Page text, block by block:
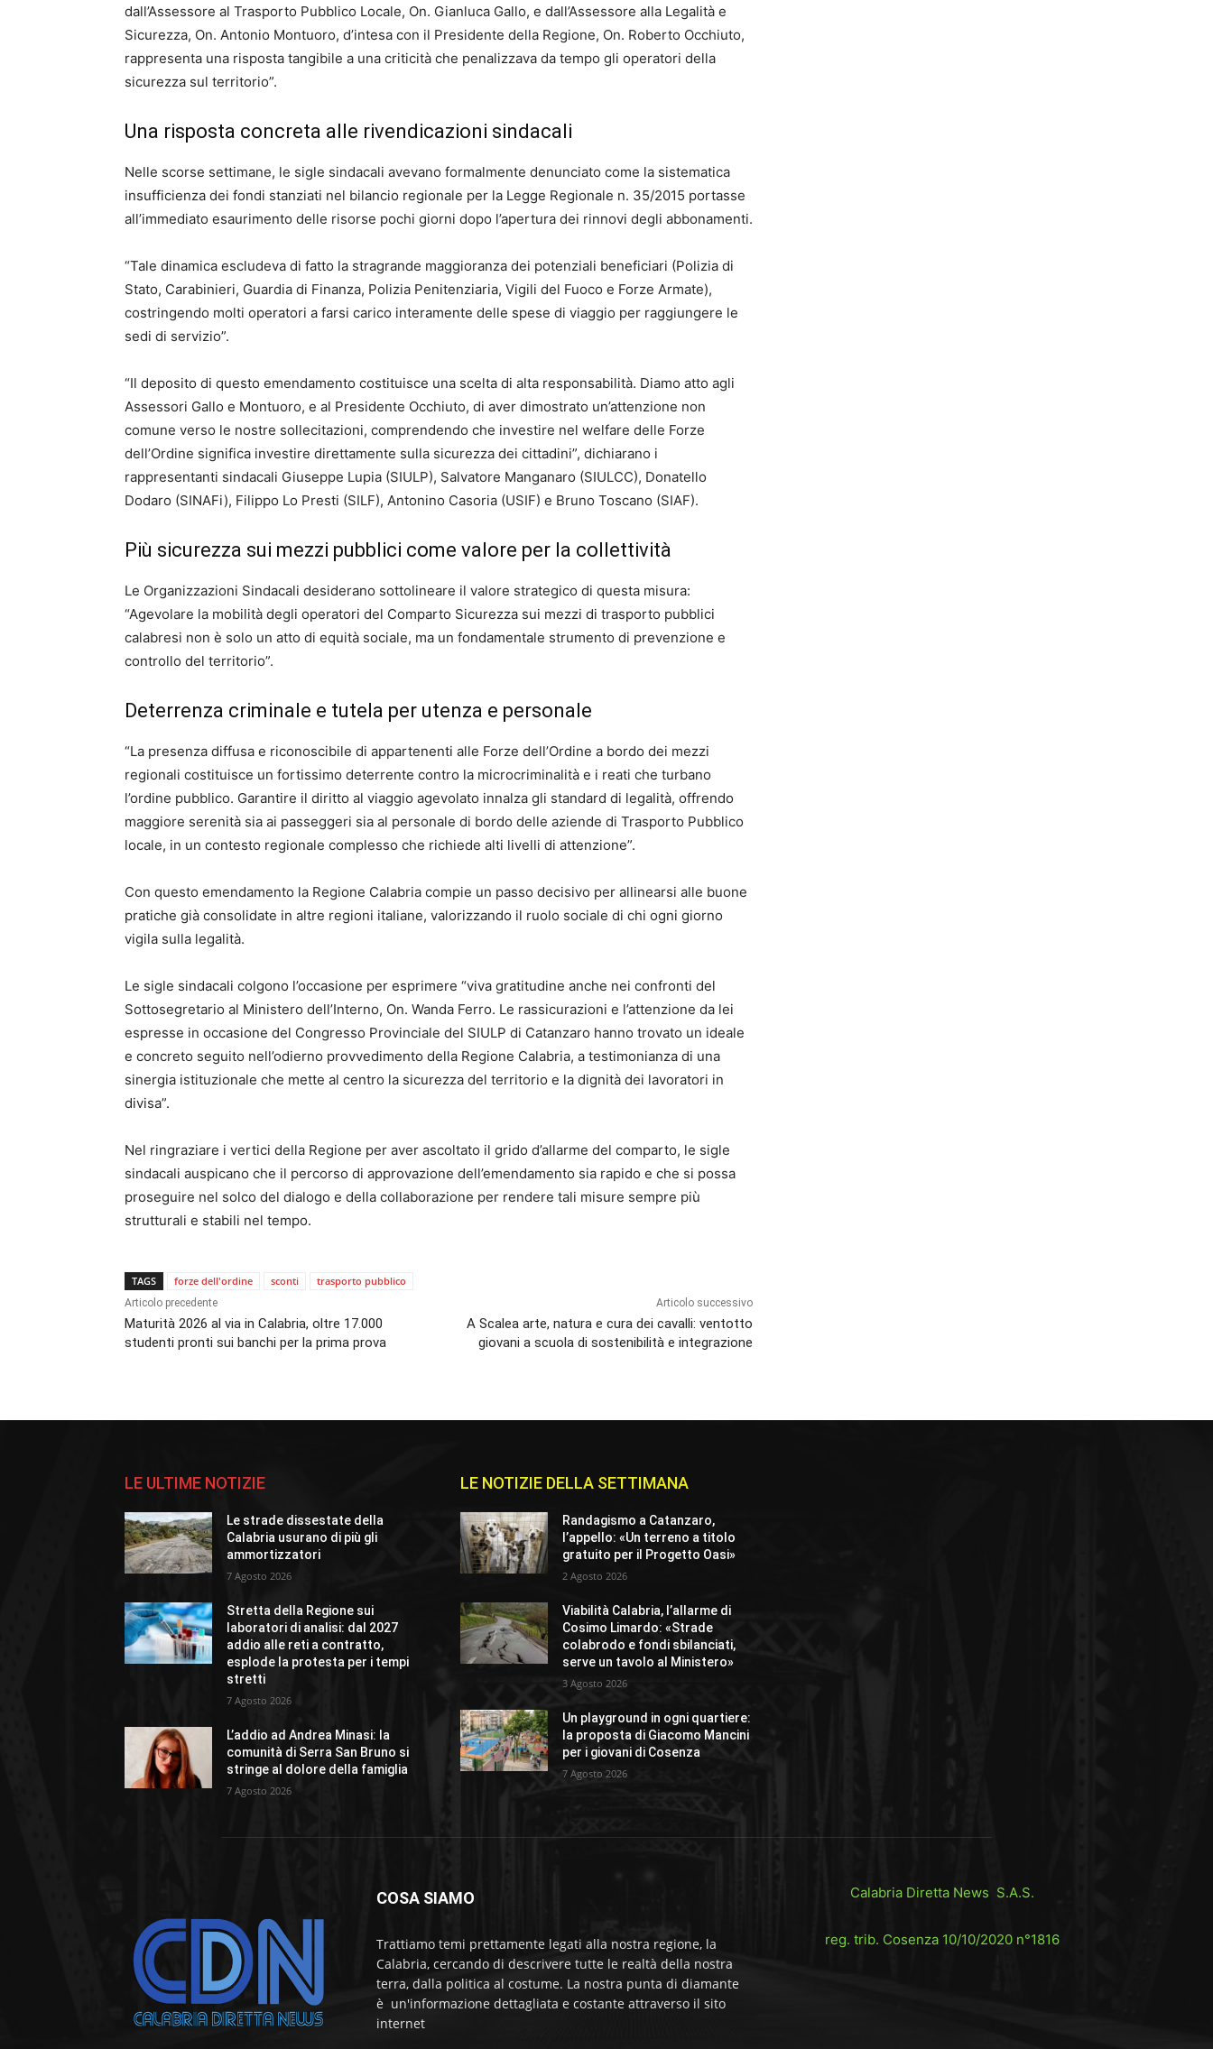
dall’Assessore al Trasporto Pubblico Locale, On. Gianluca Gallo, e dall’Assessore alla Legalità e
Sicurezza, On. Antonio Montuoro, d’intesa con il Presidente della Regione, On. Roberto Occhiuto,
rappresenta una risposta tangibile a una criticità che penalizzava da tempo gli operatori della
sicurezza sul territorio”.
Una risposta concreta alle rivendicazioni sindacali
Nelle scorse settimane, le sigle sindacali avevano formalmente denunciato come la sistematica
insufficienza dei fondi stanziati nel bilancio regionale per la Legge Regionale n. 35/2015 portasse
all’immediato esaurimento delle risorse pochi giorni dopo l’apertura dei rinnovi degli abbonamenti.
“Tale dinamica escludeva di fatto la stragrande maggioranza dei potenziali beneficiari (Polizia di
Stato, Carabinieri, Guardia di Finanza, Polizia Penitenziaria, Vigili del Fuoco e Forze Armate),
costringendo molti operatori a farsi carico interamente delle spese di viaggio per raggiungere le
sedi di servizio”.
“Il deposito di questo emendamento costituisce una scelta di alta responsabilità. Diamo atto agli
Assessori Gallo e Montuoro, e al Presidente Occhiuto, di aver dimostrato un’attenzione non
comune verso le nostre sollecitazioni, comprendendo che investire nel welfare delle Forze
dell’Ordine significa investire direttamente sulla sicurezza dei cittadini”, dichiarano i
rappresentanti sindacali Giuseppe Lupia (SIULP), Salvatore Manganaro (SIULCC), Donatello
Dodaro (SINAFi), Filippo Lo Presti (SILF), Antonino Casoria (USIF) e Bruno Toscano (SIAF).
Più sicurezza sui mezzi pubblici come valore per la collettività
Le Organizzazioni Sindacali desiderano sottolineare il valore strategico di questa misura:
“Agevolare la mobilità degli operatori del Comparto Sicurezza sui mezzi di trasporto pubblici
calabresi non è solo un atto di equità sociale, ma un fondamentale strumento di prevenzione e
controllo del territorio”.
Deterrenza criminale e tutela per utenza e personale
“La presenza diffusa e riconoscibile di appartenenti alle Forze dell’Ordine a bordo dei mezzi
regionali costituisce un fortissimo deterrente contro la microcriminalità e i reati che turbano
l’ordine pubblico. Garantire il diritto al viaggio agevolato innalza gli standard di legalità, offrendo
maggiore serenità sia ai passeggeri sia al personale di bordo delle aziende di Trasporto Pubblico
locale, in un contesto regionale complesso che richiede alti livelli di attenzione”.
Con questo emendamento la Regione Calabria compie un passo decisivo per allinearsi alle buone
pratiche già consolidate in altre regioni italiane, valorizzando il ruolo sociale di chi ogni giorno
vigila sulla legalità.
Le sigle sindacali colgono l’occasione per esprimere “viva gratitudine anche nei confronti del
Sottosegretario al Ministero dell’Interno, On. Wanda Ferro. Le rassicurazioni e l’attenzione da lei
espresse in occasione del Congresso Provinciale del SIULP di Catanzaro hanno trovato un ideale
e concreto seguito nell’odierno provvedimento della Regione Calabria, a testimonianza di una
sinergia istituzionale che mette al centro la sicurezza del territorio e la dignità dei lavoratori in
divisa”.
Nel ringraziare i vertici della Regione per aver ascoltato il grido d’allarme del comparto, le sigle
sindacali auspicano che il percorso di approvazione dell’emendamento sia rapido e che si possa
proseguire nel solco del dialogo e della collaborazione per rendere tali misure sempre più
strutturali e stabili nel tempo.
TAGS forze dell'ordine sconti trasporto pubblico
Articolo precedente
Maturità 2026 al via in Calabria, oltre 17.000
studenti pronti sui banchi per la prima prova
Articolo successivo
A Scalea arte, natura e cura dei cavalli: ventotto
giovani a scuola di sostenibilità e integrazione
LE ULTIME NOTIZIE
Le strade dissestate della
Calabria usurano di più gli
ammortizzatori
7 Agosto 2026
Stretta della Regione sui
laboratori di analisi: dal 2027
addio alle reti a contratto,
esplode la protesta per i tempi
stretti
7 Agosto 2026
L’addio ad Andrea Minasi: la
comunità di Serra San Bruno si
stringe al dolore della famiglia
7 Agosto 2026
LE NOTIZIE DELLA SETTIMANA
Randagismo a Catanzaro,
l’appello: «Un terreno a titolo
gratuito per il Progetto Oasi»
2 Agosto 2026
Viabilità Calabria, l’allarme di
Cosimo Limardo: «Strade
colabrodo e fondi sbilanciati,
serve un tavolo al Ministero»
3 Agosto 2026
Un playground in ogni quartiere:
la proposta di Giacomo Mancini
per i giovani di Cosenza
7 Agosto 2026
COSA SIAMO
Trattiamo temi prettamente legati alla nostra regione, la
Calabria, cercando di descrivere tutte le realtà della nostra
terra, dalla politica al costume. La nostra punta di diamante
è un'informazione dettagliata e costante attraverso il sito
internet
Calabria Diretta News S.A.S.
reg. trib. Cosenza 10/10/2020 n°1816